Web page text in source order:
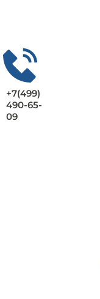
+7(499)
490-65-
09